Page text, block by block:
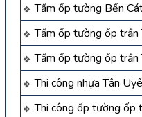
Tấm ốp tường Bến
Tấm ốp tường ốp trần
Tấm ốp tường ốp
Thi công nhựa Tân
Thi công ốp tường ốp